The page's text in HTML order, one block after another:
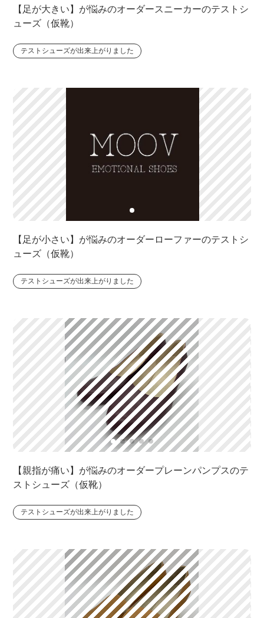
【足が大きい】が悩みのオーダースニーカーのテストシ
ューズ（仮靴）
テストシューズが出来上がりました
【足が小さい】が悩みのオーダーローファーのテストシ
ューズ（仮靴）
テストシューズが出来上がりました
【親指が痛い】が悩みのオーダープレーンパンプスのテ
ストシューズ（仮靴）
テストシューズが出来上がりました